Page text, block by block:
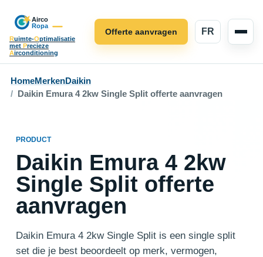
Ruimte-Optimalisatie
met Precieze
Airconditioning
FR
Offerte aanvragen
HomeMerkenDaikin
Daikin Emura 4 2kw Single Split offerte aanvragen
PRODUCT
Daikin Emura 4 2kw
Single Split offerte
aanvragen
Daikin Emura 4 2kw Single Split is een single split
set die je best beoordeelt op merk, vermogen,